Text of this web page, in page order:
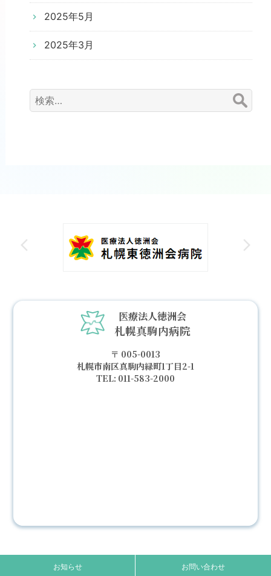
2025年5月
2025年3月
検
索:
医療法人徳洲会
札幌真駒内病院
005-0013
札幌市南区真駒内緑町1丁目2-1
011-583-2000
お知らせ お問い合わせ